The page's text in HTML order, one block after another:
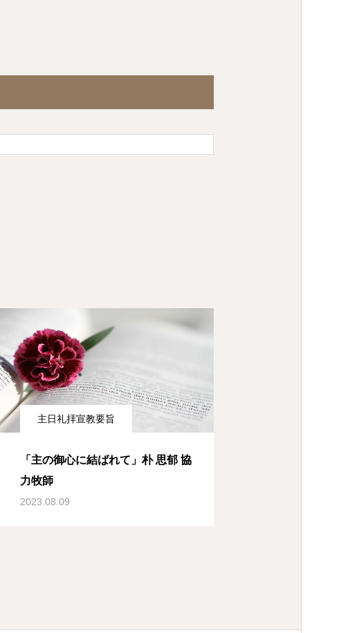
主日礼拝宣教要旨
「主の御心に結ばれて」朴 思郁 協
力牧師
2023.08.09